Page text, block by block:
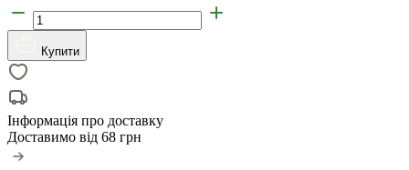
Купити
Інформація про доставку
Доставимо від 68 грн